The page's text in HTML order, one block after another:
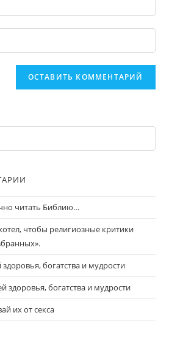
читать Библию…
чтобы религиозные критики
здоровья, богатства и мудрости
здоровья, богатства и мудрости
их от секса